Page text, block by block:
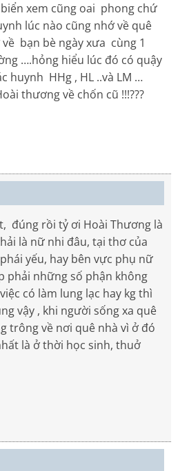
xem cũng oai phong chứ
lúc nào cũng nhớ về quê
bạn bè ngày xưa cùng 1
….hỏng hiểu lúc đó có quậy
huynh HHg , HL ..và LM …
thương về chốn cũ !!!???
đúng rồi tỷ ơi Hoài Thương là
là nữ nhi đâu, tại thơ của
yếu, hay bên vực phụ nữ
phải những số phận không
có làm lung lạc hay kg thì
vậy , khi người sống xa quê
trông về nơi quê nhà vì ở đó
là ở thời học sinh, thuở